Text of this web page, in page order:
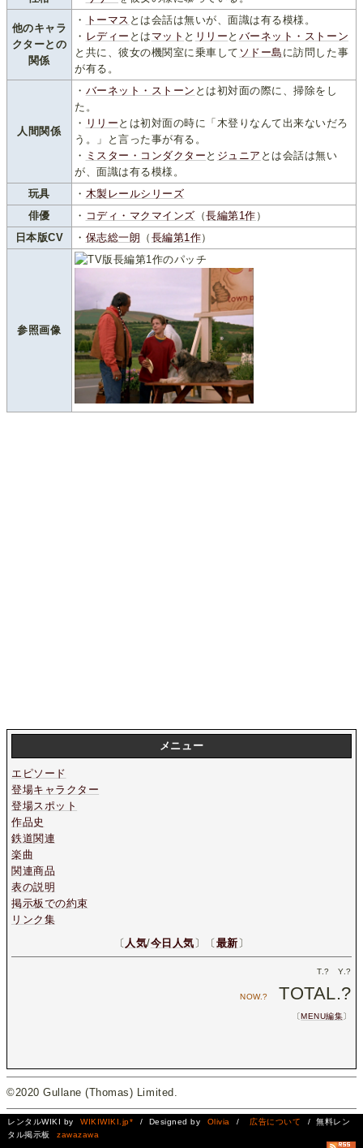
他のキャラ
クターとの
関係
・ トーマス とは会話は無いが、面識は有る模様。
・ レディー とは マット と リリー と バーネット・ストーン
と共に、彼女の機関室に乗車して ソドー島 に訪問した事
が有る。
人間関係
・ バーネット・ストーン とは初対面の際に、掃除をし
た。
・ リリー とは初対面の時に「木登りなんて出来ないだろ
う。」と言った事が有る。
・ ミスター・コンダクター と ジュニア とは会話は無い
が、面識は有る模様。
玩具
・ 木製レールシリーズ
俳優
・ コディ・マクマインズ （長編第1作 ）
日本版CV
・ 保志総一朗 （ 長編第1作）
参照画像
メニュー
エピソード
登場キャラクター
登場スポット
作品史
鉄道関連
楽曲
関連商品
表の説明
掲示板での約束
リンク集
〔 人気/今日人気〕〔最新〕
T.? Y.?
NOW.? TOTAL.?
〔MENU編集〕
©2020 Gullane (Thomas) Limited.
レンタルWIKI by WIKIWIKI.jp* / Designed by Olivia / 広告について
/ 無料レン
タル掲示板
zawazawa